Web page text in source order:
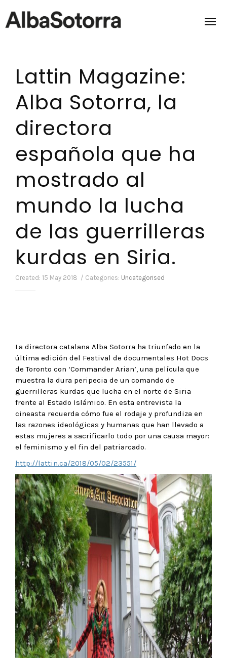
Home
Films & Projects
Services
Contact
Lattin Magazine:
Alba Sotorra, la
directora
española que ha
mostrado al
mundo la lucha
de las guerrilleras
kurdas en Siria.
Created: 15 May 2018 / Categories: Uncategorised
La directora catalana Alba Sotorra ha triunfado en la
última edición del Festival de documentales Hot Docs
de Toronto con ‘Commander Arian’, una película que
muestra la dura peripecia de un comando de
guerrilleras kurdas que lucha en el norte de Siria
frente al Estado Islámico. En esta entrevista la
cineasta recuerda cómo fue el rodaje y profundiza en
las razones ideológicas y humanas que han llevado a
estas mujeres a sacrificarlo todo por una causa mayor:
el feminismo y el fin del patriarcado.
http://lattin.ca/2018/05/02/23551/